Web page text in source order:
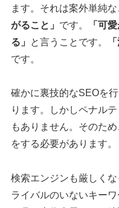
ます。それは案外単純な
がること」 です。 「可
る」
と言うことです。
です。
確かに裏技的なSEOを
ります。しかしペナル
もありません。そのた
をする必要があります。
検索エンジンも厳しく
ライバルのいないキー